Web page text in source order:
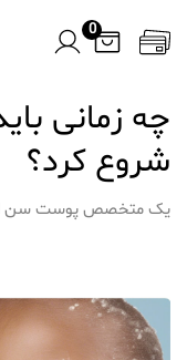
0
چه زمانی
شروع کرد؟
یک متخصص پوست سن